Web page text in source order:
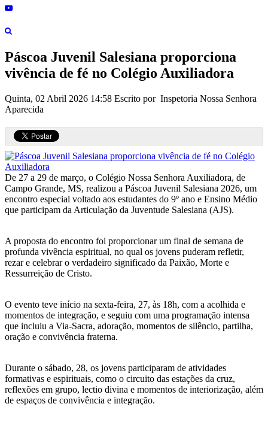
Páscoa Juvenil Salesiana proporciona
vivência de fé no Colégio Auxiliadora
Quinta, 02 Abril 2026 14:58 Escrito por Inspetoria Nossa Senhora
Aparecida
De 27 a 29 de março, o Colégio Nossa Senhora Auxiliadora, de
Campo Grande, MS, realizou a Páscoa Juvenil Salesiana 2026, um
encontro especial voltado aos estudantes do 9º ano e Ensino Médio
que participam da Articulação da Juventude Salesiana (AJS).
A proposta do encontro foi proporcionar um final de semana de
profunda vivência espiritual, no qual os jovens puderam refletir,
rezar e celebrar o verdadeiro significado da Paixão, Morte e
Ressurreição de Cristo.
O evento teve início na sexta-feira, 27, às 18h, com a acolhida e
momentos de integração, e seguiu com uma programação intensa
que incluiu a Via-Sacra, adoração, momentos de silêncio, partilha,
oração e convivência fraterna.
Durante o sábado, 28, os jovens participaram de atividades
formativas e espirituais, como o circuito das estações da cruz,
reflexões em grupo, lectio divina e momentos de interiorização, além
de espaços de convivência e integração.